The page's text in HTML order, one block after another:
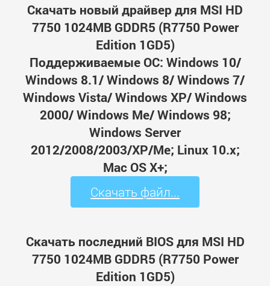
Скачать новый драйвер для MSI HD
7750 1024MB GDDR5 (R7750 Power
Edition 1GD5)
Поддерживаемые ОС: Windows 10/
Windows 8.1/ Windows 8/ Windows 7/
Windows Vista/ Windows XP/ Windows
2000/ Windows Me/ Windows 98;
Windows Server
2012/2008/2003/XP/Me; Linux 10.x;
Mac OS X+;
Скачать файл...
Скачать последний BIOS для MSI HD
7750 1024MB GDDR5 (R7750 Power
Edition 1GD5)